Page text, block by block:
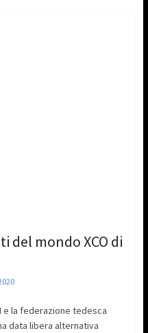
del mondo XCO di
e la federazione tedesca
data libera alternativa